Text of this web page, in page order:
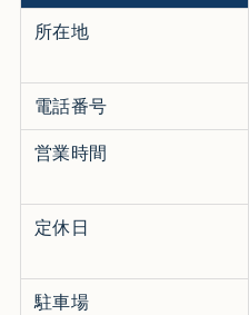
所在地
電話番号
営業時間
定休日
駐車場